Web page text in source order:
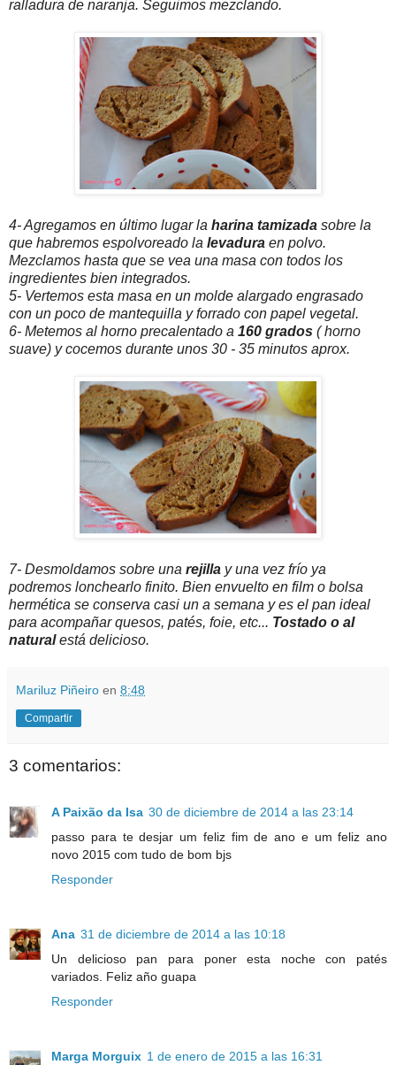
ralladura de naranja. Seguimos mezclando.
4- Agregamos en último lugar la harina tamizada sobre la
que habremos espolvoreado la levadura en polvo.
Mezclamos hasta que se vea una masa con todos los
ingredientes bien integrados.
5- Vertemos esta masa en un molde alargado engrasado
con un poco de mantequilla y forrado con papel vegetal.
6- Metemos al horno precalentado a 160 grados ( horno
suave) y cocemos durante unos 30 - 35 minutos aprox.
7- Desmoldamos sobre una rejilla y una vez frío ya
podremos lonchearlo finito. Bien envuelto en film o bolsa
hermética se conserva casi un a semana y es el pan ideal
para acompañar quesos, patés, foie, etc... Tostado o al
naturalestá delicioso.
Mariluz Piñeiro en 8:48
Compartir
3 comentarios:
A Paixão da Isa 30 de diciembre de 2014 a las 23:14
passo para te desjar um feliz fim de ano e um feliz ano
novo 2015 com tudo de bom bjs
Responder
Ana 31 de diciembre de 2014 a las 10:18
Un delicioso pan para poner esta noche con patés
variados. Feliz año guapa
Responder
Marga Morguix 1 de enero de 2015 a las 16:31